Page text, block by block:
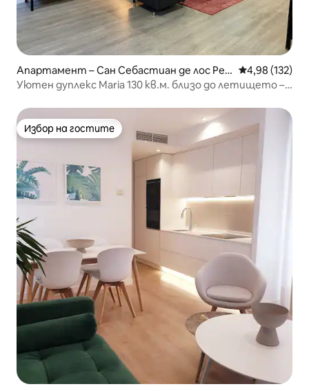
Апартамент – Сан Себастиан де лос Рей
ес
Средна
4,98 (132)
Уютен дуплекс Maria 130 кв.м. близо до летището –
Избор на гостите
Избор на гостите